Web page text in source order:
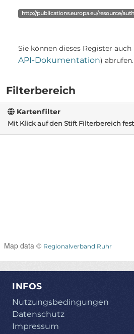
Filterbereich
Kartenfilter
Mit Klick auf den Stift Filterbereich
Map data © Regionalverband Ruhr
http://publications.europa.eu/resource/
Sie können dieses Register auch
API-Dokumentation) abrufen.
INFOS
Nutzungsbedingungen
Datenschutz
Impressum